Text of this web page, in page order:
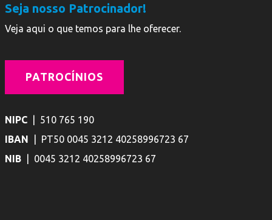
Seja nosso Patrocinador!
Veja aqui o que temos para lhe oferecer.
PATROCÍNIOS
NIPC | 510 765 190
IBAN | PT50 0045 3212 40258996723 67
NIB
| 0045 3212 40258996723 67